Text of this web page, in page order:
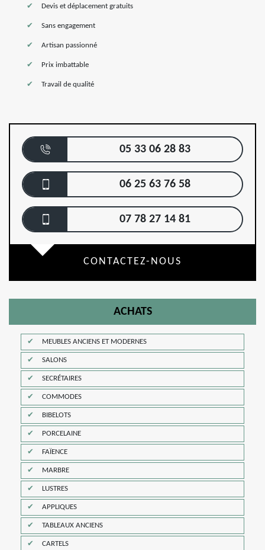
Devis et déplacement gratuits
Sans engagement
Artisan passionné
Prix imbattable
Travail de qualité
05 33 06 28 83
06 25 63 76 58
07 78 27 14 81
CONTACTEZ-NOUS
ACHATS
MEUBLES ANCIENS ET MODERNES
SALONS
SECRÉTAIRES
COMMODES
BIBELOTS
PORCELAINE
FAÏENCE
MARBRE
LUSTRES
APPLIQUES
TABLEAUX ANCIENS
CARTELS